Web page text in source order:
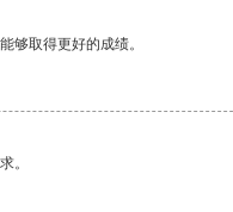
够取得更好的成绩。
。